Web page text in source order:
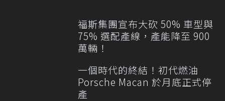
福斯集團宣布大砍 50% 車型與
75% 選配產線，產能降至 900
萬輛！
一個時代的終結！初代燃油
Porsche Macan 於月底正式停
產